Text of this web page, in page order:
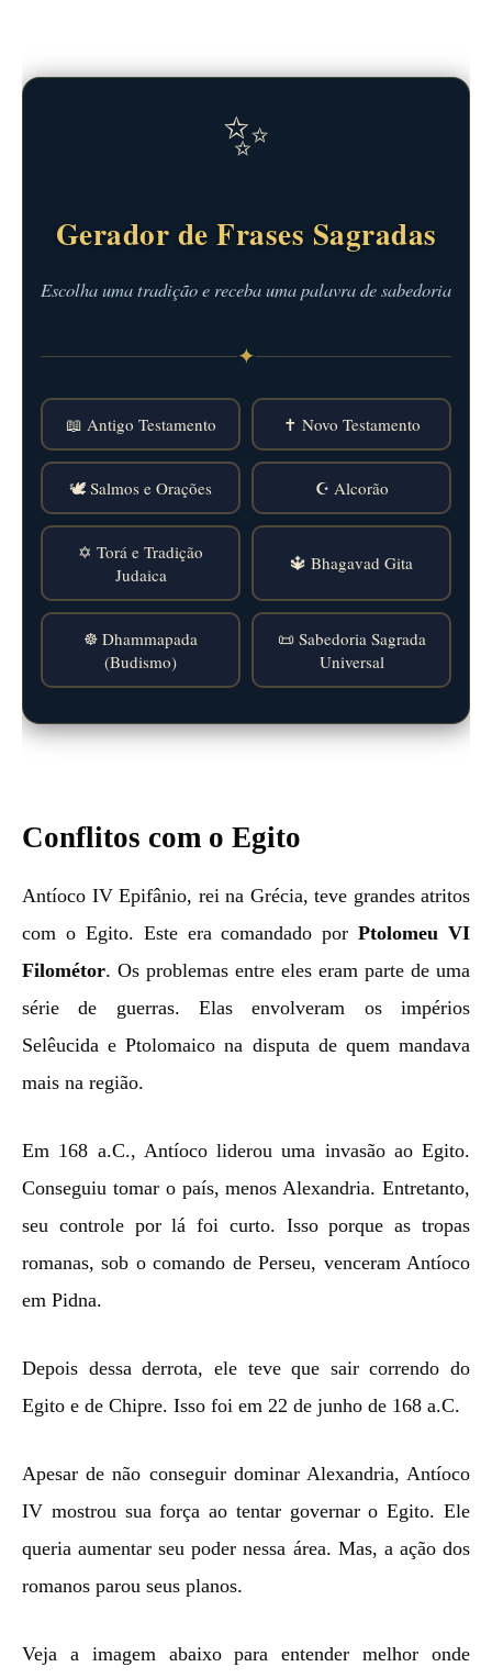
✨
Gerador de Frases Sagradas
Escolha uma tradição e receba uma palavra de sabedoria
✦
📖 Antigo Testamento ✝️ Novo Testamento
🕊️ Salmos e Orações ☪️ Alcorão
✡️ Torá e Tradição
Judaica
🔱 Bhagavad Gita
☸️ Dhammapada
(Budismo)
📜 Sabedoria Sagrada
Universal
Conflitos com o Egito
Antíoco IV Epifânio, rei na Grécia, teve grandes atritos
com o Egito. Este era comandado porPtolomeu VI
Filométor. Os problemas entre eles eram parte de uma
série de guerras. Elas envolveram os impérios
Selêucida e Ptolomaico na disputa de quem mandava
mais na região.
Em 168 a.C., Antíoco liderou uma invasão ao Egito.
Conseguiu tomar o país, menos Alexandria. Entretanto,
seu controle por lá foi curto. Isso porque as tropas
romanas, sob o comando de Perseu, venceram Antíoco
em Pidna.
Depois dessa derrota, ele teve que sair correndo do
Egito e de Chipre. Isso foi em 22 de junho de 168 a.C.
Apesar de não conseguir dominar Alexandria, Antíoco
IV mostrou sua força ao tentar governar o Egito. Ele
queria aumentar seu poder nessa área. Mas, a ação dos
romanos parou seus planos.
Veja a imagem abaixo para entender melhor onde